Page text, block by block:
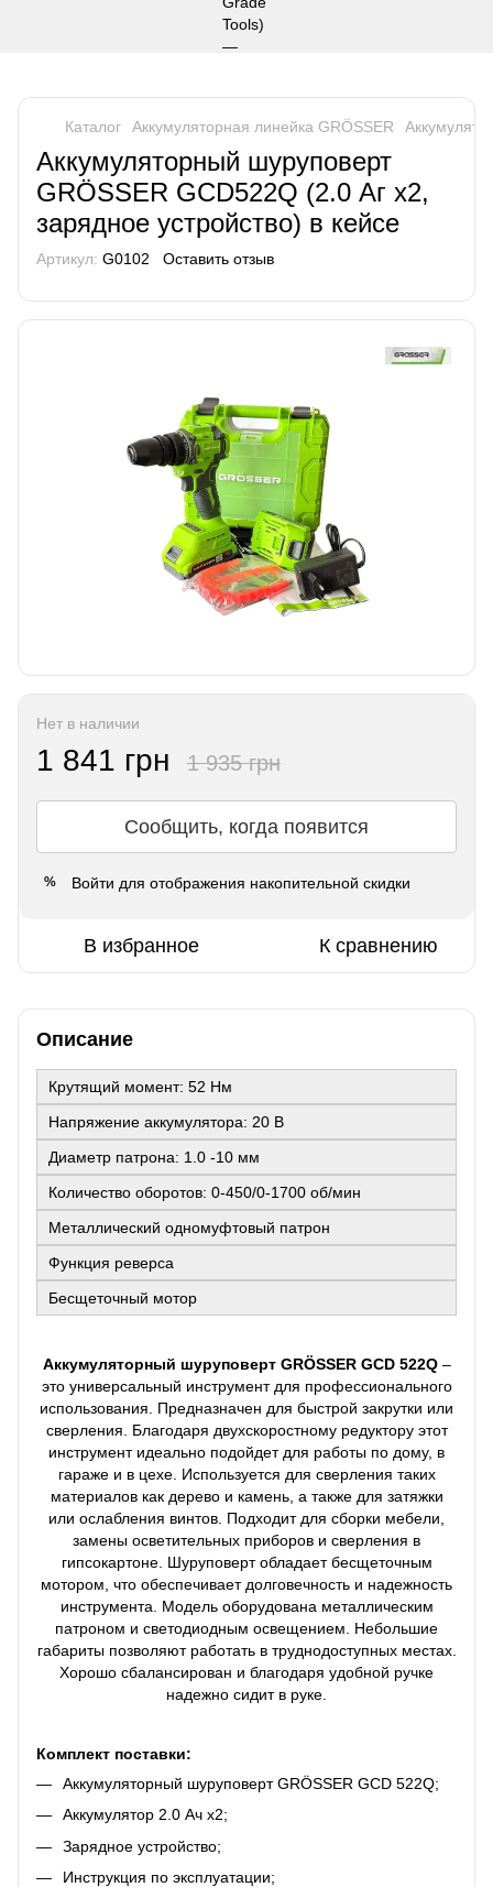
Каталог Аккумуляторная линейка GRÖSSER
Аккумуляторный шуруповерт
GRÖSSER GСD522Q (2.0 Аг х2,
зарядное устройство) в кейсе
Артикул: G0102 Оставить отзыв
Нет в наличии
1 841 грн 1 935 грн
Сообщить, когда появится
% Войти для отображения накопительной скидки
В избранное К сравнению
Описание
Крутящий момент: 52 Нм
Напряжение аккумулятора: 20 В
Диаметр патрона: 1.0 -10 мм
Количество оборотов: 0-450/0-1700 об/мин
Металлический одномуфтовый патрон
Функция реверса
Бесщеточный мотор
Аккумуляторный шуруповерт GRÖSSER GСD 522Q–
это универсальный инструмент для профессионального
использования. Предназначен для быстрой закрутки или
сверления. Благодаря двухскоростному редуктору этот
инструмент идеально подойдет для работы по дому, в
гараже и в цехе. Используется для сверления таких
материалов как дерево и камень, а также для затяжки
или ослабления винтов. Подходит для сборки мебели,
замены осветительных приборов и сверления в
гипсокартоне. Шуруповерт обладает бесщеточным
мотором, что обеспечивает долговечность и надежность
инструмента. Модель оборудована металлическим
патроном и светодиодным освещением. Небольшие
габариты позволяют работать в труднодоступных местах.
Хорошо сбалансирован и благодаря удобной ручке
надежно сидит в руке.
Комплект поставки:
Аккумуляторный шуруповерт GRÖSSER GСD 522Q;
Аккумулятор 2.0 Ач х2;
Зарядное устройство;
Инструкция по эксплуатации;